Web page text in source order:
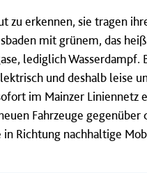
zu erkennen, sie tragen
mit grünem, das
lediglich Wasserdampf.
und deshalb leise
im Mainzer Liniennetz
Fahrzeuge gegenüber
Richtung nachhaltige